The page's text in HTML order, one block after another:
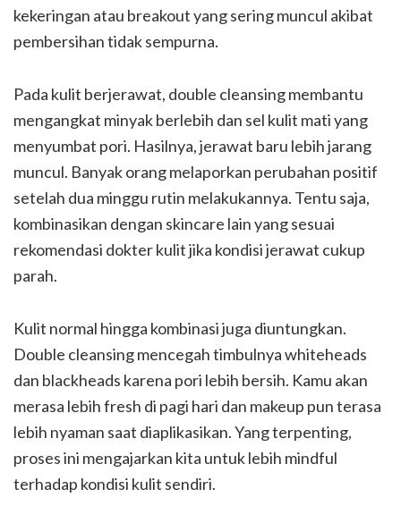
kekeringan atau breakout yang sering muncul akibat
pembersihan tidak sempurna.
Pada kulit berjerawat, double cleansing membantu
mengangkat minyak berlebih dan sel kulit mati yang
menyumbat pori. Hasilnya, jerawat baru lebih jarang
muncul. Banyak orang melaporkan perubahan positif
setelah dua minggu rutin melakukannya. Tentu saja,
kombinasikan dengan skincare lain yang sesuai
rekomendasi dokter kulit jika kondisi jerawat cukup
parah.
Kulit normal hingga kombinasi juga diuntungkan.
Double cleansing mencegah timbulnya whiteheads
dan blackheads karena pori lebih bersih. Kamu akan
merasa lebih fresh di pagi hari dan makeup pun terasa
lebih nyaman saat diaplikasikan. Yang terpenting,
proses ini mengajarkan kita untuk lebih mindful
terhadap kondisi kulit sendiri.